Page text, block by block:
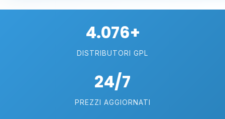
4.076+
DISTRIBUTORI GPL
24/7
PREZZI AGGIORNATI